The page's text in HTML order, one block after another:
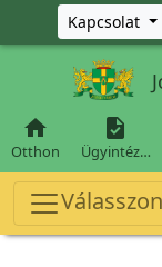
Ugrás a főKapcsolat

Otthon

Ügyintéz…